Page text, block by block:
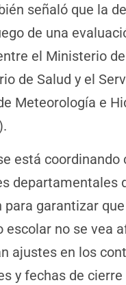
señaló que la
de una
el Ministerio
de Salud y el
Meteorología e
está coordinando
departamentales
para garantizar
escolar no se vea
ajustes en los
y fechas de